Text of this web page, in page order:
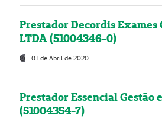
Prestador Decordis
LTDA (51004346-0)
01 de Abril de 2020
Prestador Essencial Gestão
(51004354-7)